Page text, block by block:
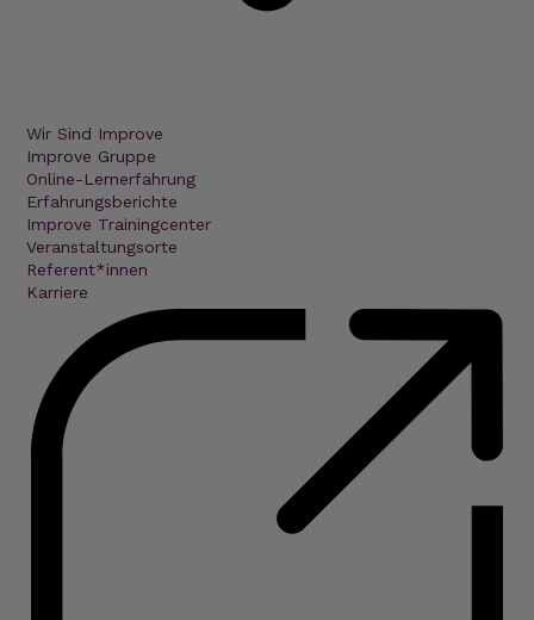
Wir Sind Improve
Improve Gruppe
Online-Lernerfahrung
Erfahrungsberichte
Improve Trainingcenter
Veranstaltungsorte
Referent*innen
Karriere